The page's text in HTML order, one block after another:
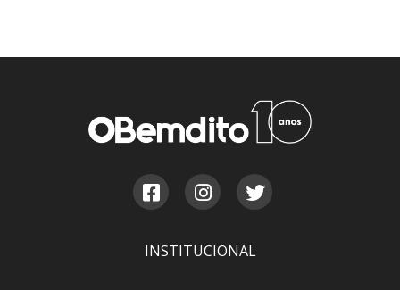
INSTITUCIONAL